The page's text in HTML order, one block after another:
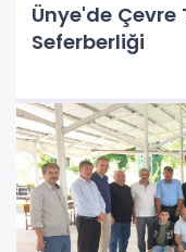
Ünye'de Çevre
Seferberliği